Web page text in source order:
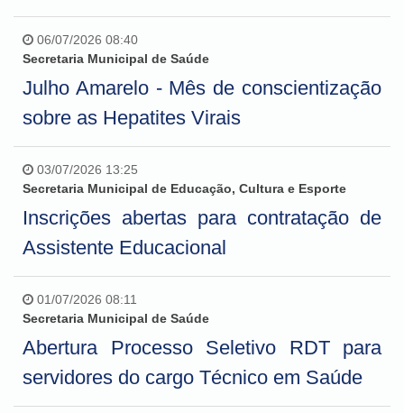
06/07/2026 08:40
Secretaria Municipal de Saúde
Julho Amarelo - Mês de conscientização
sobre as Hepatites Virais
03/07/2026 13:25
Secretaria Municipal de Educação, Cultura e Esporte
Inscrições abertas para contratação de
Assistente Educacional
01/07/2026 08:11
Secretaria Municipal de Saúde
Abertura Processo Seletivo RDT para
servidores do cargo Técnico em Saúde